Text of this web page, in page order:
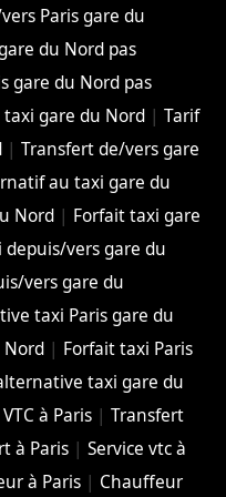
Paris gare du
du Nord pas
gare du Nord pas
gare du Nord| Tarif
| Transfert de/vers gare
au taxi gare du
Nord | Forfait taxi gare
vers gare du
vers gare du
taxi Paris gare du
Nord | Forfait taxi Paris
taxi gare du
à Paris| Transfert
à Paris |Service vtc à
à Paris | Chauffeur